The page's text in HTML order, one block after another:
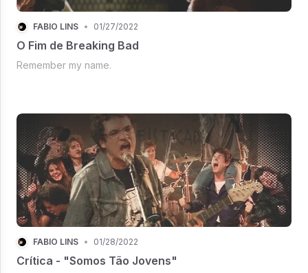
FÁBIO LINS • 01/27/2022
O Fim de Breaking Bad
Remember my name.
FÁBIO LINS • 01/28/2022
Crítica - "Somos Tão Jovens"